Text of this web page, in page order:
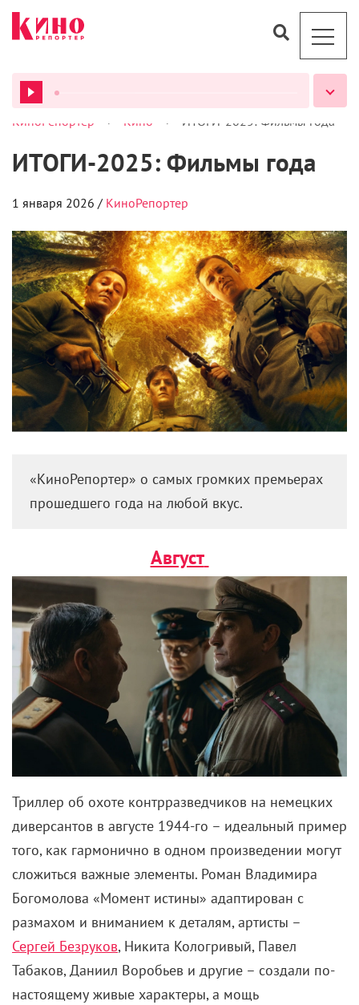
ВСЕ ПОДКАСТЫ
КиноРепортер > Кино > ИТОГИ-2025: Фильмы года
ИТОГИ-2025: Фильмы года
1 января 2026 / КиноРепортер
«КиноРепортер» о самых громких премьерах
прошедшего года на любой вкус.
Август
Триллер об охоте контрразведчиков на немецких
диверсантов в августе 1944-го – идеальный пример
того, как гармонично в одном произведении могут
сложиться важные элементы. Роман Владимира
Богомолова «Момент истины» адаптирован с
размахом и вниманием к деталям, артисты –
Сергей Безруков, Никита Кологривый, Павел
Табаков, Даниил Воробьев и другие – создали по-
настоящему живые характеры, а мощь